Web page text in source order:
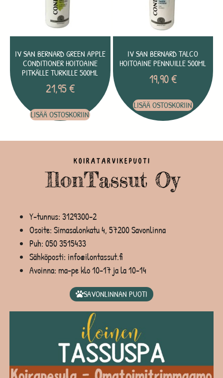
IV SAN BERNARD GREEN APPLE
CONDITIONER HOITOAINE
PITKÄLLE TURKILLE 500ML
21,95€
LISÄÄ OSTOSKORIIN
IV SAN BERNARD TALCO
HOITOAINE PENNUILLE 500ML
19,90€
LISÄÄ OSTOSKORIIN
Y-tunnus: 3129300-2
Osoite: Simasalonkatu 4, 57200 Savonlinna
Puh: 050 3515433
Sähköposti: info@ilontassut.fi
Avoinna: ma-pe klo 10-17 ja la 10-14
SAVONLINNAN PUOTI